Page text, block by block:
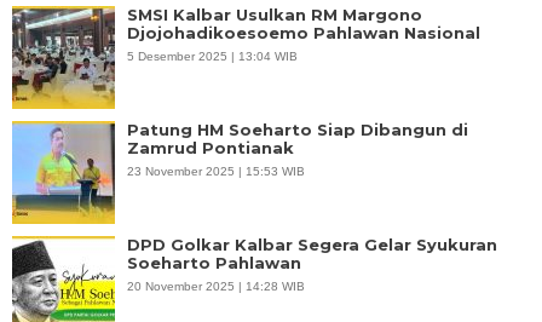
SMSI Kalbar Usulkan RM Margono
Djojohadikoesoemo Pahlawan Nasional
5 Desember 2025 | 13:04 WIB
Patung HM Soeharto Siap Dibangun di
Zamrud Pontianak
23 November 2025 | 15:53 WIB
DPD Golkar Kalbar Segera Gelar Syukuran
Soeharto Pahlawan
20 November 2025 | 14:28 WIB